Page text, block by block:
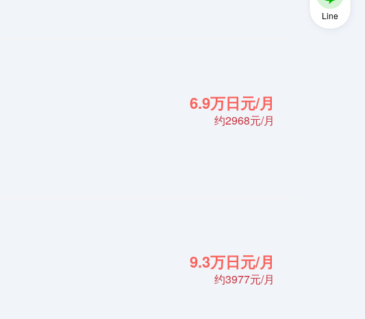
Line
6.9万日元/月
约2968元/月
9.3万日元/月
约3977元/月